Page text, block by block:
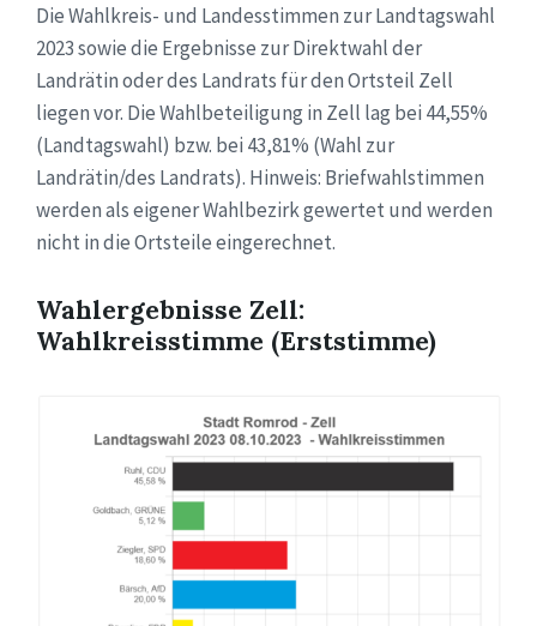
Die Wahlkreis- und Landesstimmen zur Landtagswahl
2023 sowie die Ergebnisse zur Direktwahl der
Landrätin oder des Landrats für den Ortsteil Zell
liegen vor. Die Wahlbeteiligung in Zell lag bei 44,55%
(Landtagswahl) bzw. bei 43,81% (Wahl zur
Landrätin/des Landrats). Hinweis: Briefwahlstimmen
werden als eigener Wahlbezirk gewertet und werden
nicht in die Ortsteile eingerechnet.
Wahlergebnisse Zell:
Wahlkreisstimme (Erststimme)